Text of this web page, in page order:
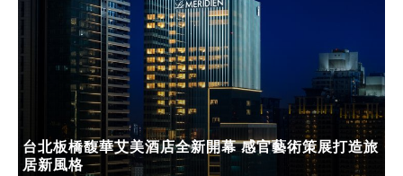
台北板橋馥華艾美酒店全新開幕 感官藝術策展打造旅
居新風格